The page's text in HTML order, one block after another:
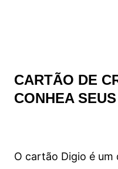
CARTÃO DE
CONHEA
O cartão Digio é